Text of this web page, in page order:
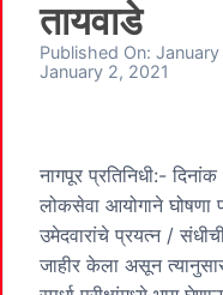
तायवाडे
Published On:
January 2, 2021
नागपूर प्रतिनिधी:-
लोकसेवा आयोगाने घोषणा
उमेदवारांचे प्रयत्न /
जाहीर केला असून